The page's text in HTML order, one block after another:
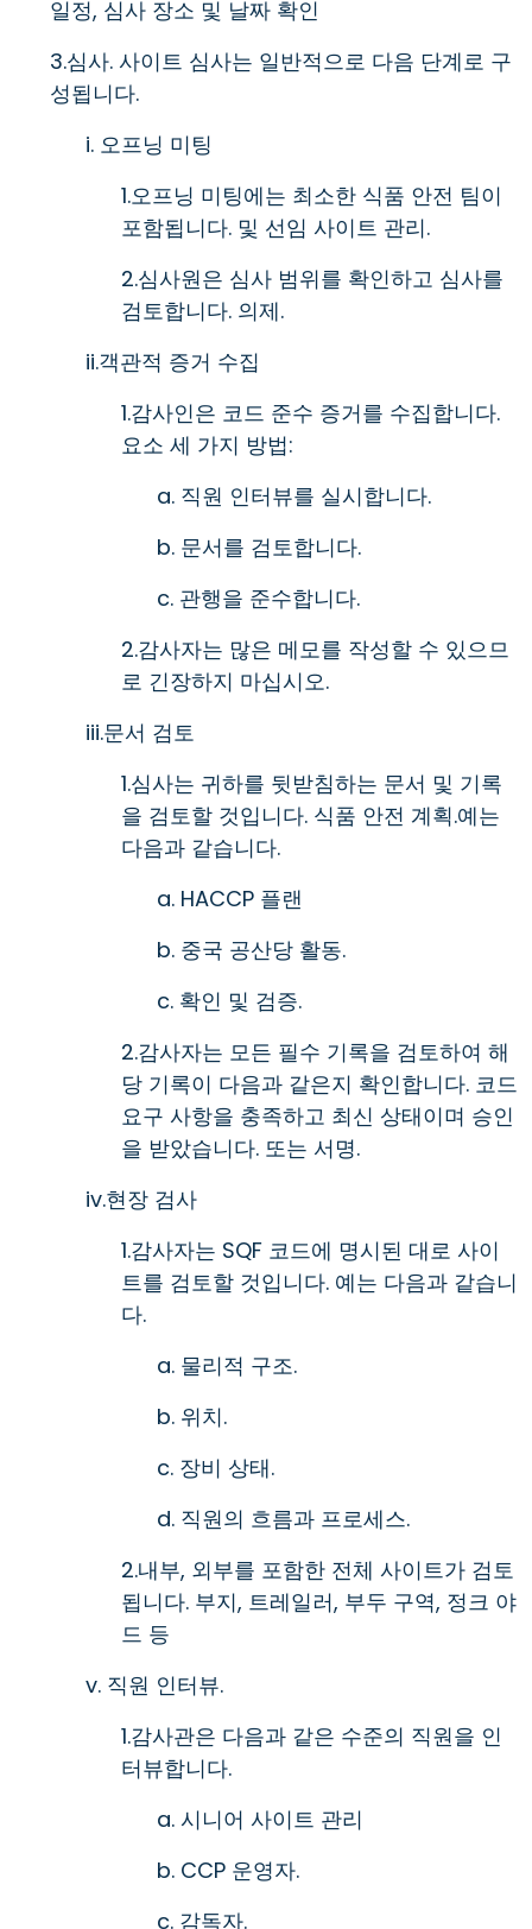
일정, 심사 장소 및 날짜 확인
3.심사. 사이트 심사는 일반적으로 다음 단계로 구
성됩니다.
i. 오프닝 미팅
1.오프닝 미팅에는 최소한 식품 안전 팀이
포함됩니다. 및 선임 사이트 관리.
2.심사원은 심사 범위를 확인하고 심사를
검토합니다. 의제.
ii.객관적 증거 수집
1.감사인은 코드 준수 증거를 수집합니다.
요소 세 가지 방법:
a. 직원 인터뷰를 실시합니다.
b. 문서를 검토합니다.
c. 관행을 준수합니다.
2.감사자는 많은 메모를 작성할 수 있으므
로 긴장하지 마십시오.
iii.문서 검토
1.심사는 귀하를 뒷받침하는 문서 및 기록
을 검토할 것입니다. 식품 안전 계획.예는
다음과 같습니다.
a. HACCP 플랜
b. 중국 공산당 활동.
c. 확인 및 검증.
2.감사자는 모든 필수 기록을 검토하여 해
당 기록이 다음과 같은지 확인합니다. 코드
요구 사항을 충족하고 최신 상태이며 승인
을 받았습니다. 또는 서명.
iv.현장 검사
1.감사자는 SQF 코드에 명시된 대로 사이
트를 검토할 것입니다. 예는 다음과 같습니
다.
a. 물리적 구조.
b. 위치.
c. 장비 상태.
d. 직원의 흐름과 프로세스.
2.내부, 외부를 포함한 전체 사이트가 검토
됩니다. 부지, 트레일러, 부두 구역, 정크 야
드 등
v. 직원 인터뷰.
1.감사관은 다음과 같은 수준의 직원을 인
터뷰합니다.
a. 시니어 사이트 관리
b. CCP 운영자.
c. 감독자.